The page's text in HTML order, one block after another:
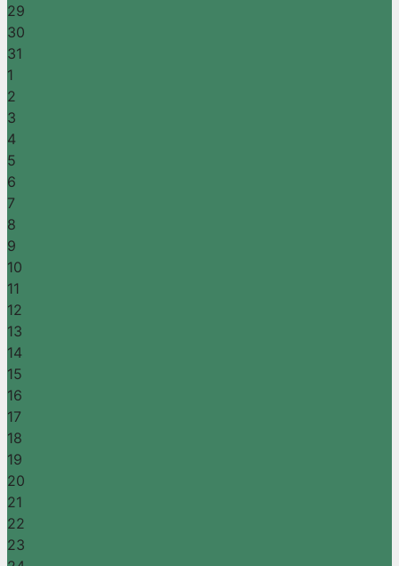
29
30
31
1
2
3
4
5
6
7
8
9
10
11
12
13
14
15
16
17
18
19
20
21
22
23